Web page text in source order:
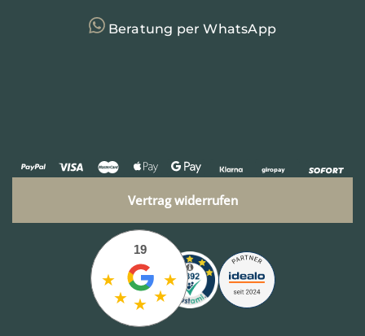
Beratung per WhatsApp
Vertrag widerrufen
★
★ ★ ★
★
19